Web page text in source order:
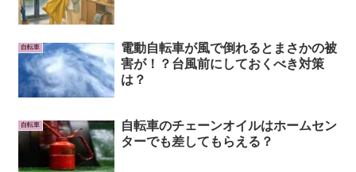
自転車
電動自転車が風で倒れるとまさかの被
害が！？台風前にしておくべき対策
は？
自転車
自転車のチェーンオイルはホームセン
ターでも差してもらえる？